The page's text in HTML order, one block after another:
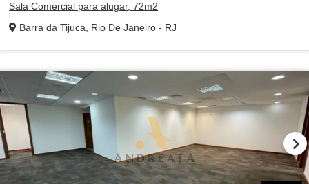
Sala Comercial para alugar, 72m2
Barra da Tijuca, Rio De Janeiro - RJ